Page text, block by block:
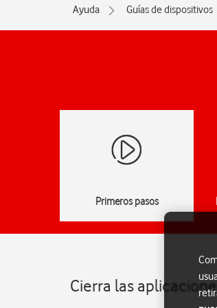
Ayuda Guías de dispositivos
Primeros pasos
Cierra las